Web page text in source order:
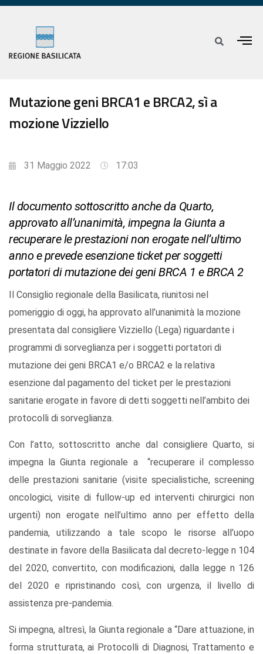
Mutazione geni BRCA1 e BRCA2, sì a
mozione Vizziello
31 Maggio 2022 17:03
Il documento sottoscritto anche da Quarto,
approvato all’unanimità, impegna la Giunta a
recuperare le prestazioni non erogate nell’ultimo
anno e prevede esenzione ticket per soggetti
portatori di mutazione dei geni BRCA 1 e BRCA 2
Il Consiglio regionale della Basilicata, riunitosi nel
pomeriggio di oggi, ha approvato all’unanimità la mozione
presentata dal consigliere Vizziello (Lega) riguardante i
programmi di sorveglianza per i soggetti portatori di
mutazione dei geni BRCA1 e/o BRCA2 e la relativa
esenzione dal pagamento del ticket per le prestazioni
sanitarie erogate in favore di detti soggetti nell’ambito dei
protocolli di sorveglianza.
Con l’atto, sottoscritto anche dal consigliere Quarto, si
impegna la Giunta regionale a “recuperare il complesso
delle prestazioni sanitarie (visite specialistiche, screening
oncologici, visite di fullow-up ed interventi chirurgici non
urgenti) non erogate nell’ultimo anno per effetto della
pandemia, utilizzando a tale scopo le risorse all’uopo
destinate in favore della Basilicata dal decreto-legge n 104
del 2020, convertito, con modificazioni, dalla legge n 126
del 2020 e ripristinando così, con urgenza, il livello di
assistenza pre-pandemia.
Si impegna, altresì, la Giunta regionale a “Dare attuazione, in
forma strutturata, ai Protocolli di Diagnosi, Trattamento e